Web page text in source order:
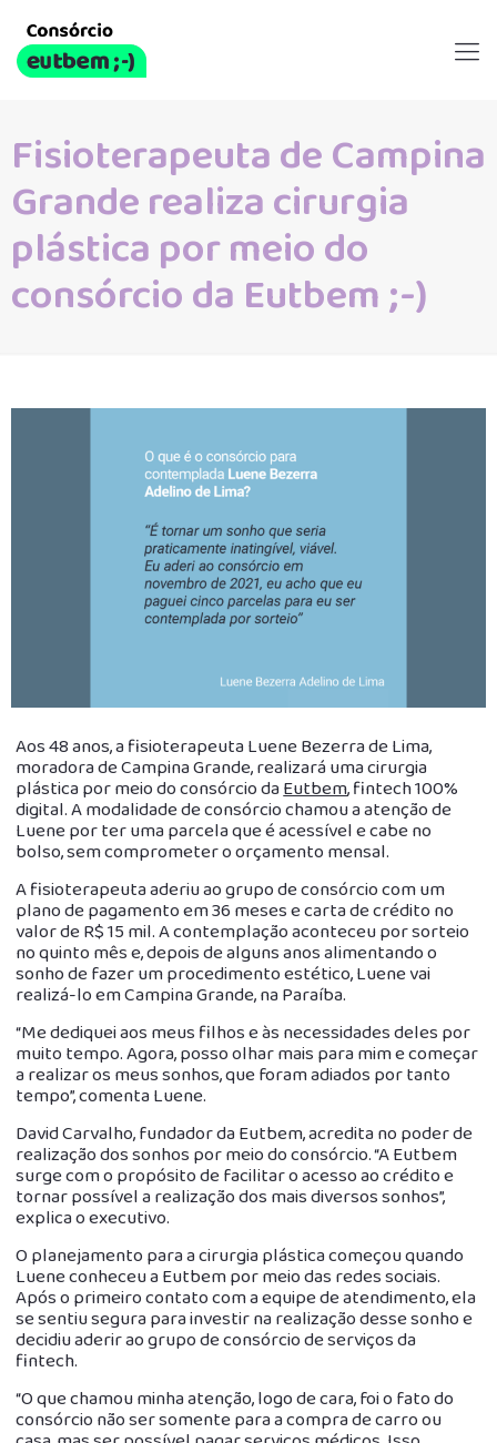
Fisioterapeuta de Campina
Grande realiza cirurgia
plástica por meio do
consórcio da Eutbem ;-)
Aos 48 anos, a fisioterapeuta Luene Bezerra de Lima,
moradora de Campina Grande, realizará uma cirurgia
plástica por meio do consórcio daEutbem, fintech 100%
digital. A modalidade de consórcio chamou a atenção de
Luene por ter uma parcela que é acessível e cabe no
bolso, sem comprometer o orçamento mensal.
A fisioterapeuta aderiu ao grupo de consórcio com um
plano de pagamento em 36 meses e carta de crédito no
valor de R$ 15 mil. A contemplação aconteceu por sorteio
no quinto mês e, depois de alguns anos alimentando o
sonho de fazer um procedimento estético, Luene vai
realizá-lo em Campina Grande, na Paraíba.
“Me dediquei aos meus filhos e às necessidades deles por
muito tempo. Agora, posso olhar mais para mim e começar
a realizar os meus sonhos, que foram adiados por tanto
tempo”, comenta Luene.
David Carvalho, fundador da Eutbem, acredita no poder de
realização dos sonhos por meio do consórcio. “A Eutbem
surge com o propósito de facilitar o acesso ao crédito e
tornar possível a realização dos mais diversos sonhos”,
explica o executivo.
O planejamento para a cirurgia plástica começou quando
Luene conheceu a Eutbem por meio das redes sociais.
Após o primeiro contato com a equipe de atendimento, ela
se sentiu segura para investir na realização desse sonho e
decidiu aderir ao grupo de consórcio de serviços da
fintech.
“O que chamou minha atenção, logo de cara, foi o fato do
consórcio não ser somente para a compra de carro ou